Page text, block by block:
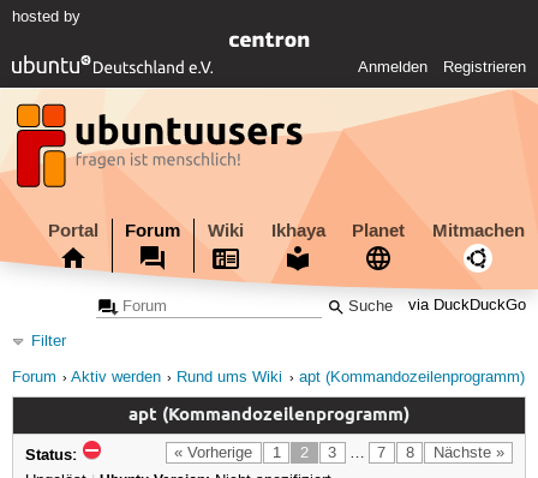
hosted by
Anmelden Registrieren
Portal Forum Wiki Ikhaya Planet Mitmachen
via DuckDuckGo
Filter
Forum
Aktiv werden Rund ums Wiki apt (Kommandozeilenprogramm)
apt (Kommandozeilenprogramm)
« Vorherige 1 2 3 … 7 8 Nächste »
Status: